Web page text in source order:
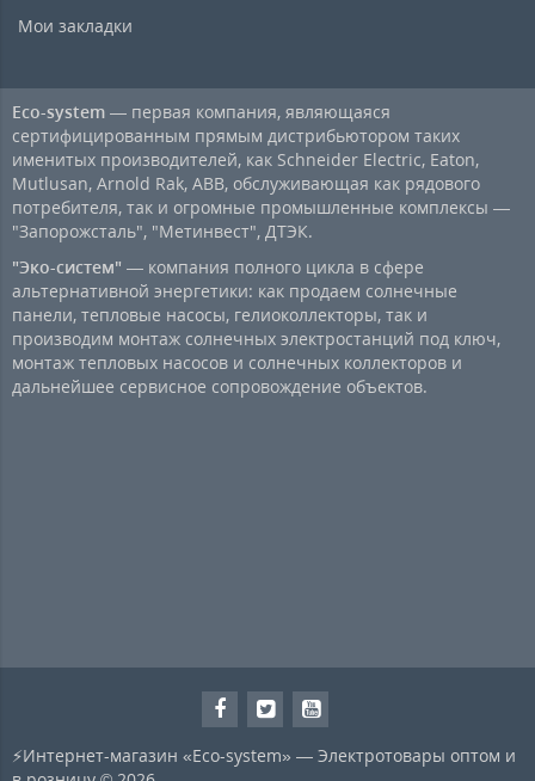
Мои закладки
Eco-system — первая компания, являющаяся
сертифицированным прямым дистрибьютором таких
именитых производителей, как Schneider Electric, Eaton,
Mutlusan, Arnold Rak, ABB, обслуживающая как рядового
потребителя, так и огромные промышленные комплексы —
"Запорожсталь", "Метинвест", ДТЭК.
"Эко-систем" — компания полного цикла в сфере
альтернативной энергетики: как продаем солнечные
панели, тепловые насосы, гелиоколлекторы, так и
производим монтаж солнечных электростанций под ключ,
монтаж тепловых насосов и солнечных коллекторов и
дальнейшее сервисное сопровождение объектов.
⚡Интернет-магазин «Eco-system» — Электротовары оптом и